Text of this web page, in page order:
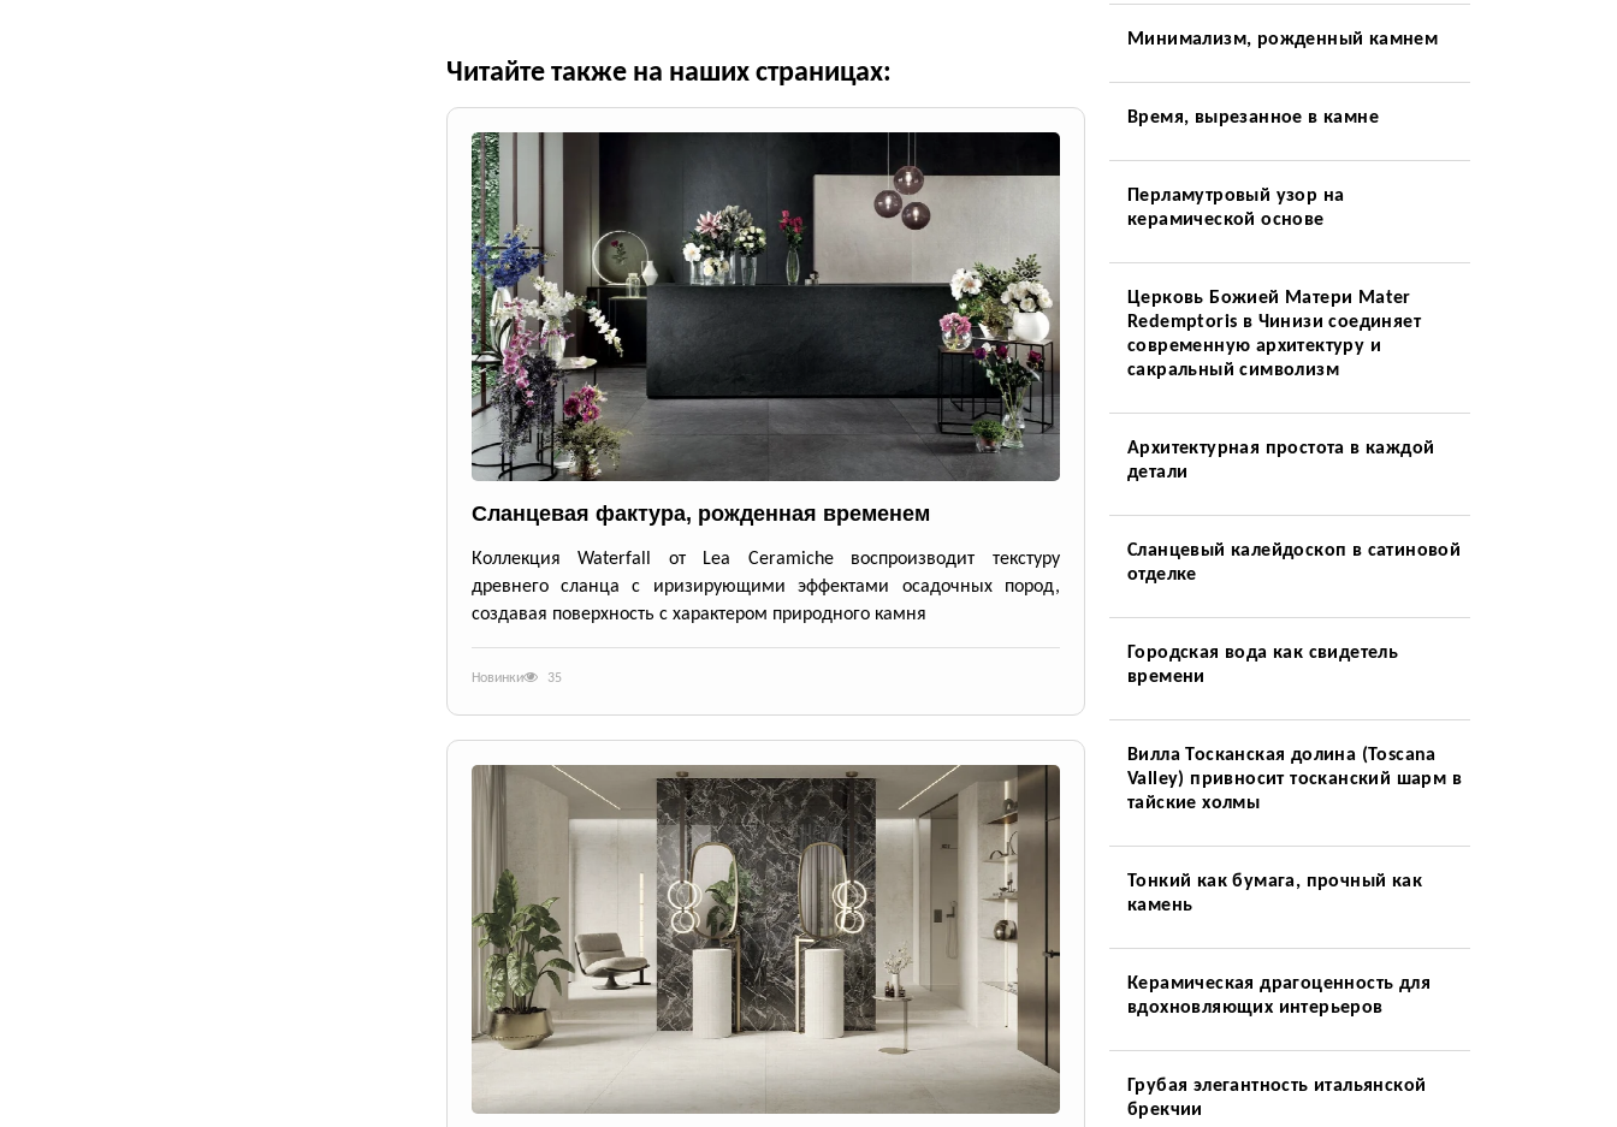
Читайте также на наших страницах:
Сланцевая фактура, рожденная временем
Коллекция Waterfall от Lea Ceramiche воспроизводит текстуру
древнего сланца с иризирующими эффектами осадочных пород,
создавая поверхность с характером природного камня
Новинки 35
Минимализм, рожденный камнем
Время, вырезанное в камне
Перламутровый узор на
керамической основе
Церковь Божией Матери Mater
Redemptoris в Чинизи соединяет
современную архитектуру и
сакральный символизм
Архитектурная простота в каждой
детали
Сланцевый калейдоскоп в сатиновой
отделке
Городская вода как свидетель
времени
Вилла Тосканская долина (Toscana
Valley) привносит тосканский шарм в
тайские холмы
Тонкий как бумага, прочный как
камень
Керамическая драгоценность для
вдохновляющих интерьеров
Грубая элегантность итальянской
брекчии